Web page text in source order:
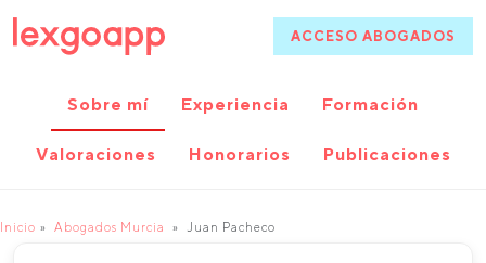
ACCESO ABOGADOS
Sobre mí Experiencia Formación
Valoraciones Honorarios Publicaciones
Inicio Abogados Murcia Juan Pacheco